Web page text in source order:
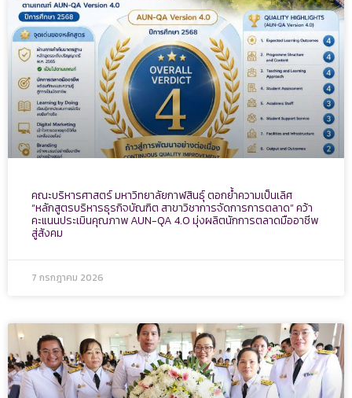
คณะบริหารศาสตร์ มหาวิทยาลัยกาฬสินธุ์ ตอกย้ำความเป็นเลิศ
“หลักสูตรบริหารธุรกิจบัณฑิต สาขาวิชาการจัดการการตลาด” คว้า
คะแนนประเมินคุณภาพ AUN-QA 4.0 มุ่งผลิตนักการตลาดมืออาชีพ
สู่สังคม
7 กรกฎาคม 2026